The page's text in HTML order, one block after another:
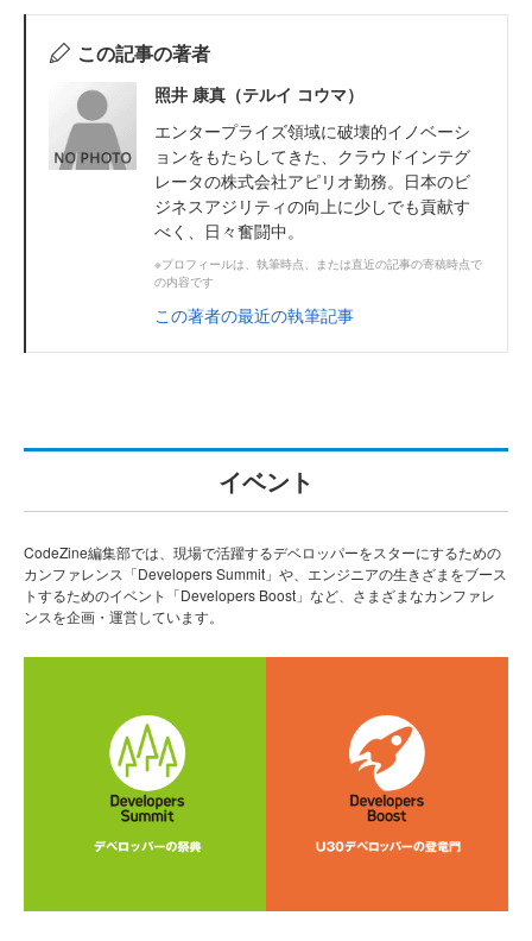
この記事の著者
照井 康真（テルイ コウマ）
エンタープライズ領域に破壊的イノベーシ
ョンをもたらしてきた、クラウドインテグ
レータの株式会社アピリオ勤務。日本のビ
ジネスアジリティの向上に少しでも貢献す
べく、日々奮闘中。
※プロフィールは、執筆時点、または直近の記事の寄稿時点で
の内容です
この著者の最近の執筆記事
イベント
CodeZine編集部では、現場で活躍するデベロッパーをスターにするための
カンファレンス「Developers Summit」や、エンジニアの生きざまをブース
トするためのイベント「Developers Boost」など、さまざまなカンファレ
ンスを企画・運営しています。